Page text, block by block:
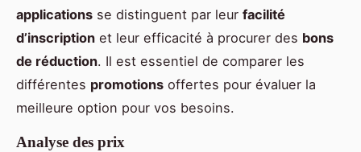
applications se distinguent par leur facilité
d’inscription et leur efficacité à procurer des bons
de réduction. Il est essentiel de comparer les
différentes promotions offertes pour évaluer la
meilleure option pour vos besoins.
Analyse des prix